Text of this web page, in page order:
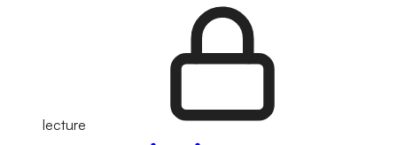
lecture